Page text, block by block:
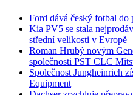
Ford dává český fotbal do
Kia PV5 se stala
střední velikosti v Evropě
Roman Hrubý novým
společnosti PST CLC
Společnost Jungheinrich
Equipment